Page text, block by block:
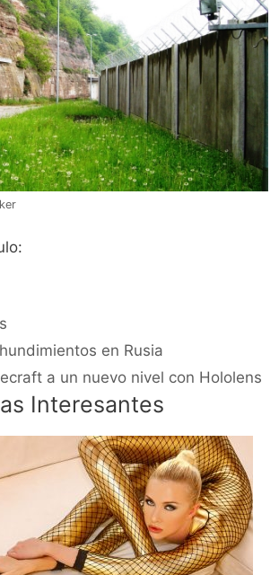
en Rusia
a un nuevo nivel con Hololens
Interesantes